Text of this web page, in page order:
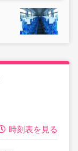
時刻表を見る